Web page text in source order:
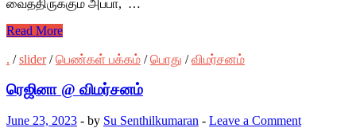
வைத்திருக்கும் அப்பா, …
Read More
. /slider/பெண்கள் பக்கம் /பொது /விமர்சனம்
ரெஜினா @ விமர்சனம்
June 23, 2023 - by Su Senthilkumaran - Leave a Comment